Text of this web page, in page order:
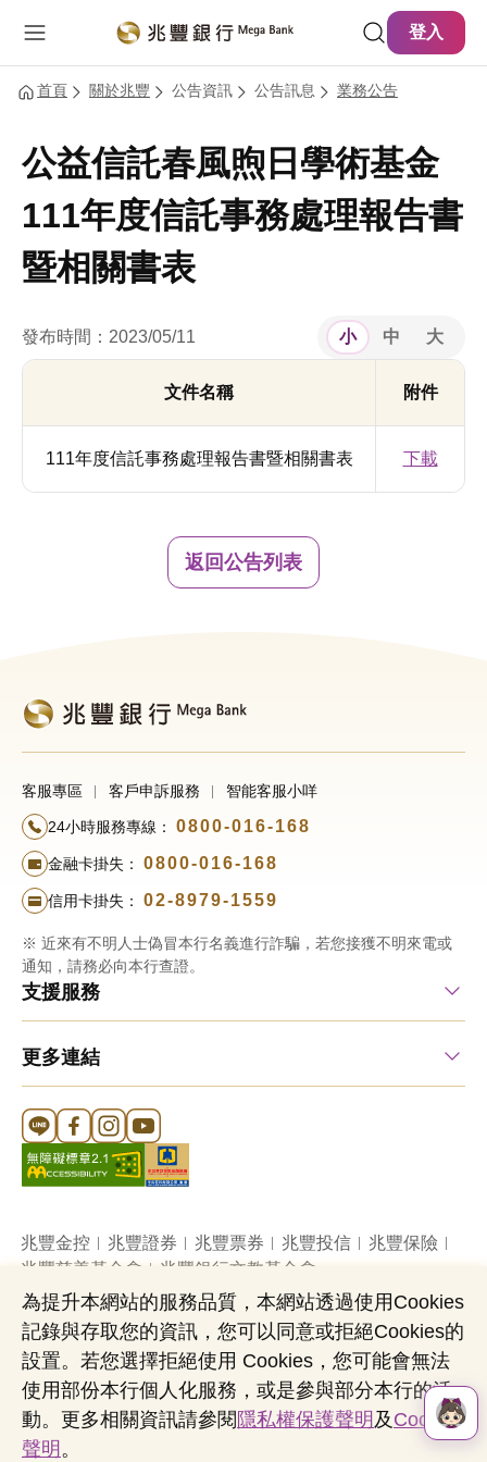
登入
首頁 關於兆豐 公告資訊 公告訊息 業務公告
公益信託春風煦日學術基金
111年度信託事務處理報告書
暨相關書表
發布時間：2023/05/11 小 中 大
文件名稱 附件
111年度信託事務處理報告書暨相關書表 下載
返回公告列表
客服專區 客戶申訴服務 智能客服小咩
24小時服務專線： 0800-016-168
金融卡掛失： 0800-016-168
信用卡掛失： 02-8979-1559
※ 近來有不明人士偽冒本行名義進行詐騙，若您接獲不明來電或
通知，請務必向本行查證。
支援服務
更多連結
Line 官方帳號
FB 官方帳號
Instagram 官方帳號
YouTube 官方帳號
兆豐金控 兆豐證券 兆豐票券 兆豐投信
兆豐保險
兆豐慈善基金會
兆豐銀行文教基金會
網站導覽 法定公開揭露事項
機構投資人盡職治理
隱私權聲明
共同行銷專區 國內外幣清算
營業人：兆豐國際商業銀行股份有限公司
營利事業統一編號：03705903
為提升本網站的服務品質，本網站透過使用Cookies
記錄與存取您的資訊，您可以同意或拒絕Cookies的
設置。若您選擇拒絕使用 Cookies，您可能會無法
使用部份本行個人化服務，或是參與部分本行的活
動。更多相關資訊請參閱 隱私權保護聲明 及 Cookies
聲明 。